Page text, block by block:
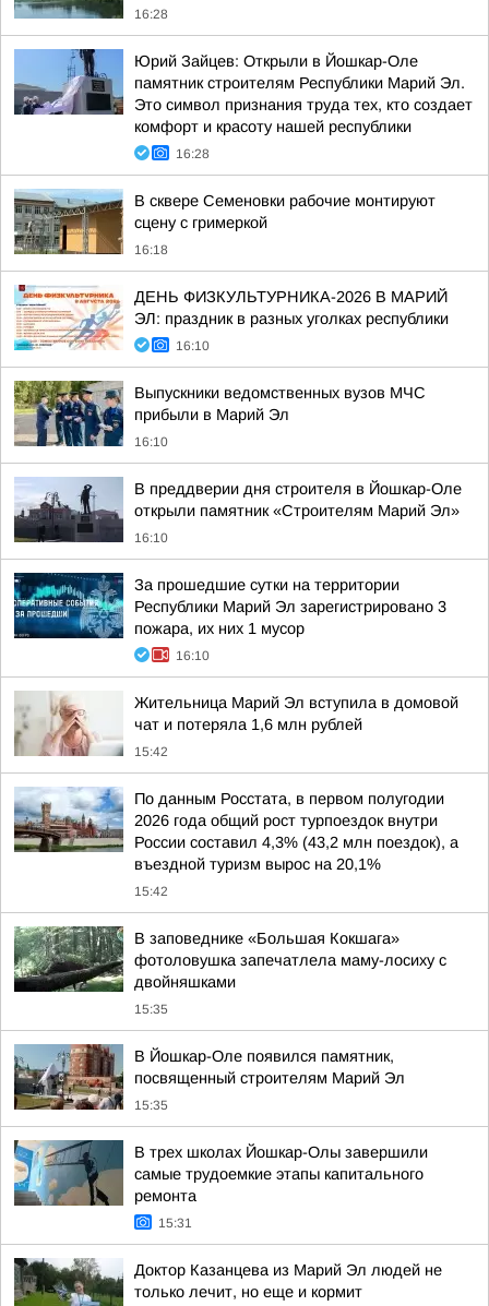
16:28
Юрий Зайцев: Открыли в Йошкар-Оле
памятник строителям Республики Марий Эл.
Это символ признания труда тех, кто создает
комфорт и красоту нашей республики
16:28
В сквере Семеновки рабочие монтируют
сцену с гримеркой
16:18
ДЕНЬ ФИЗКУЛЬТУРНИКА-2026 В МАРИЙ
ЭЛ: праздник в разных уголках республики
16:10
Выпускники ведомственных вузов МЧС
прибыли в Марий Эл
16:10
В преддверии дня строителя в Йошкар-Оле
открыли памятник «Строителям Марий Эл»
16:10
За прошедшие сутки на территории
Республики Марий Эл зарегистрировано 3
пожара, их них 1 мусор
16:10
Жительница Марий Эл вступила в домовой
чат и потеряла 1,6 млн рублей
15:42
По данным Росстата, в первом полугодии
2026 года общий рост турпоездок внутри
России составил 4,3% (43,2 млн поездок), а
въездной туризм вырос на 20,1%
15:42
В заповеднике «Большая Кокшага»
фотоловушка запечатлела маму-лосиху с
двойняшками
15:35
В Йошкар-Оле появился памятник,
посвященный строителям Марий Эл
15:35
В трех школах Йошкар-Олы завершили
самые трудоемкие этапы капитального
ремонта
15:31
Доктор Казанцева из Марий Эл людей не
только лечит, но еще и кормит